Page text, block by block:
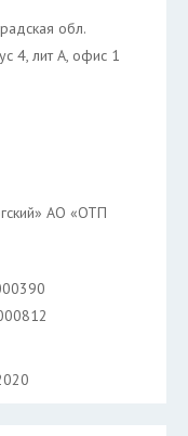
обл.
4, лит А, офис 1
АО «ОТП